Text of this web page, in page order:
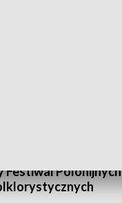
Festiwal Polonijnych